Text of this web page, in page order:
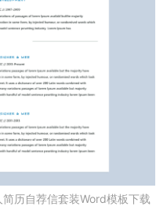
历自荐信套装Word模板下载